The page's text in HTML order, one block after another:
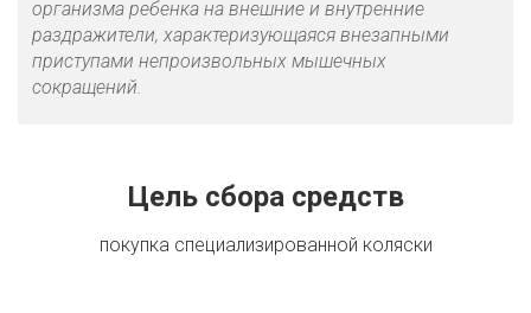
организма ребенка на внешние и внутренние
раздражители, характеризующаяся внезапными
приступами непроизвольных мышечных
сокращений.
Цель сбора средств
покупка специализированной коляски